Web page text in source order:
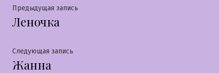
Навигация
по
записям
Предыдущая запись
Леночка
Следующая запись
Жанна